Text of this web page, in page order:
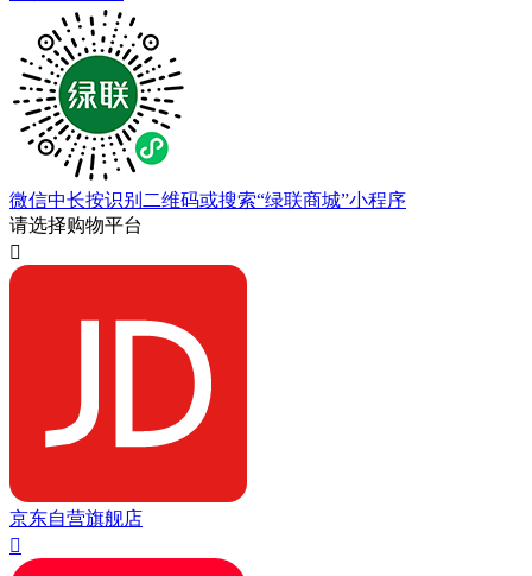
微信中长按识别二维码或搜索“绿联商城”小程序
请选择购物平台

京东自营旗舰店
